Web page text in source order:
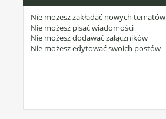
Nie możeszzakładać nowych tematów
Nie możesz pisać wiadomości
Nie możeszdodawać załączników
Nie możeszedytować swoich postów